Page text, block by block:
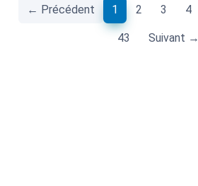
← Précédent 1 (current)
2 3 4
43 Suivant →